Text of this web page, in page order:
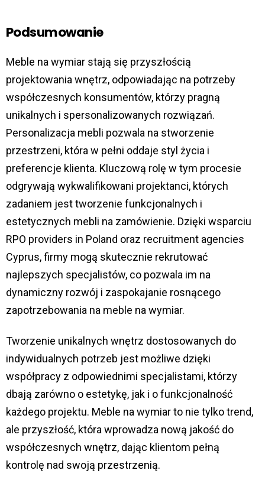
Podsumowanie
Meble na wymiar stają się przyszłością
projektowania wnętrz, odpowiadając na potrzeby
współczesnych konsumentów, którzy pragną
unikalnych i spersonalizowanych rozwiązań.
Personalizacja mebli pozwala na stworzenie
przestrzeni, która w pełni oddaje styl życia i
preferencje klienta. Kluczową rolę w tym procesie
odgrywają wykwalifikowani projektanci, których
zadaniem jest tworzenie funkcjonalnych i
estetycznych mebli na zamówienie. Dzięki wsparciu
RPO providers in Poland oraz recruitment agencies
Cyprus, firmy mogą skutecznie rekrutować
najlepszych specjalistów, co pozwala im na
dynamiczny rozwój i zaspokajanie rosnącego
zapotrzebowania na meble na wymiar.
Tworzenie unikalnych wnętrz dostosowanych do
indywidualnych potrzeb jest możliwe dzięki
współpracy z odpowiednimi specjalistami, którzy
dbają zarówno o estetykę, jak i o funkcjonalność
każdego projektu. Meble na wymiar to nie tylko trend,
ale przyszłość, która wprowadza nową jakość do
współczesnych wnętrz, dając klientom pełną
kontrolę nad swoją przestrzenią.